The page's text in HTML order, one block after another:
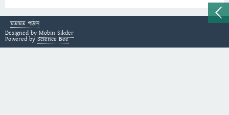
মতামত পাঠান
Designed by Mobin Sikder
Powered by Science Bee